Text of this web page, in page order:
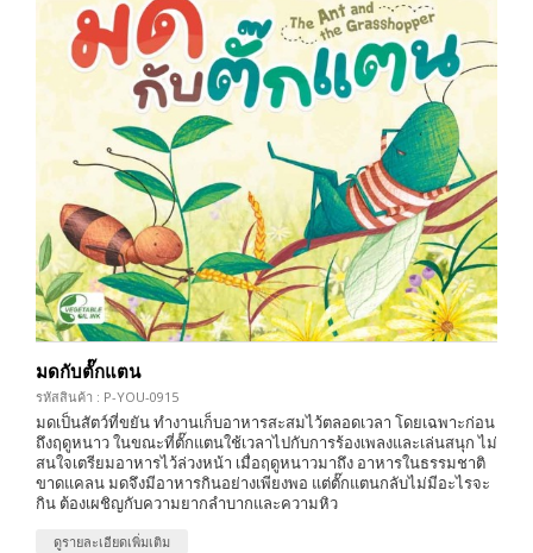
มดกับตั๊กแตน
รหัสสินค้า : P-YOU-0915
มดเป็นสัตว์ที่ขยัน ทำงานเก็บอาหารสะสมไว้ตลอดเวลา โดยเฉพาะก่อน
ถึงฤดูหนาว ในขณะที่ตั๊กแตนใช้เวลาไปกับการร้องเพลงและเล่นสนุก ไม่
สนใจเตรียมอาหารไว้ล่วงหน้า เมื่อฤดูหนาวมาถึง อาหารในธรรมชาติ
ขาดแคลน มดจึงมีอาหารกินอย่างเพียงพอ แต่ตั๊กแตนกลับไม่มีอะไรจะ
กิน ต้องเผชิญกับความยากลำบากและความหิว
ดูรายละเอียดเพิ่มเติม